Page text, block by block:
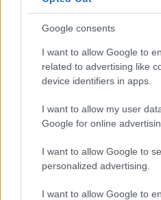
Google consents
I want to allow Google to
related to advertising like
device identifiers in apps.
I want to allow my user
Google for online
I want to allow Google to
personalized advertising.
I want to allow Google to
Metro-Nom Anti
2024. február 01.